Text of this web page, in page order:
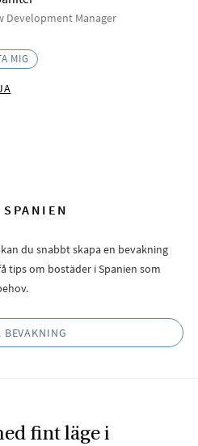
Development Manager
MIG
du snabbt skapa en bevakning
tips om bostäder i Spanien som
BEVAKNING
fint läge i